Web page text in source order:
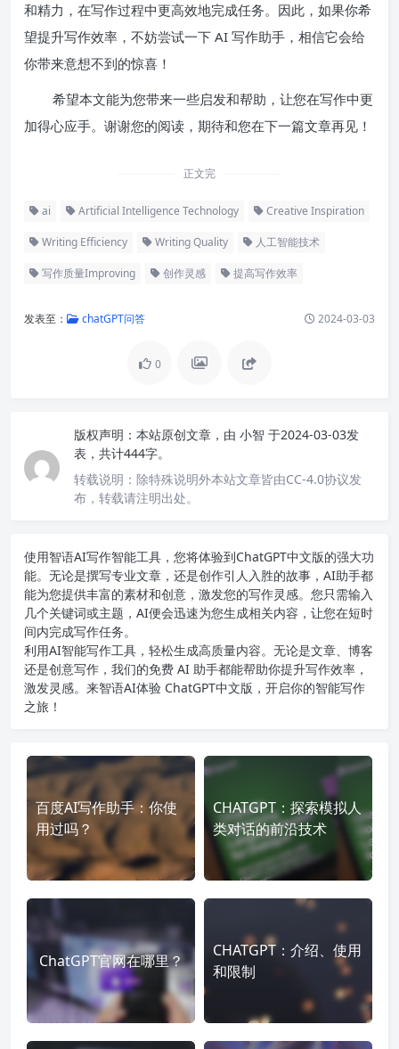
和精力，在写作过程中更高效地完成任务。因此，如果你希
望提升写作效率，不妨尝试一下 AI 写作助手，相信它会给
你带来意想不到的惊喜！
希望本文能为您带来一些启发和帮助，让您在写作中更
加得心应手。谢谢您的阅读，期待和您在下一篇文章再见！
正文完
ai Artificial Intelligence Technology Creative Inspiration
Writing Efficiency Writing Quality 人工智能技术
写作质量Improving 创作灵感 提高写作效率
发表至： chatGPT问答 2024-03-03
0
版权声明： 本站原创文章，由 小智 于2024-03-03发
表，共计444字。
转载说明： 除特殊说明外本站文章皆由CC-4.0协议发
布，转载请注明出处。
使用智语AI写作智能工具，您将体验到ChatGPT中文版的强大功
能。无论是撰写专业文章，还是创作引人入胜的故事，AI助手都
能为您提供丰富的素材和创意，激发您的写作灵感。您只需输入
几个关键词或主题，AI便会迅速为您生成相关内容，让您在短时
间内完成写作任务。
利用AI智能写作工具，轻松生成高质量内容。无论是文章、博客
还是创意写作，我们的免费 AI 助手都能帮助你提升写作效率，
激发灵感。来智语AI体验 ChatGPT中文版 ，开启你的智能写作
之旅！
百度AI写作助手：你使
用过吗？
CHATGPT：探索模拟人
类对话的前沿技术
ChatGPT官网在哪里？
CHATGPT：介绍、使用
和限制